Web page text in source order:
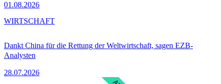
01.08.2026
Dankt China für die Rettung der Weltwirtschaft, sagen EZB-
Analysten
28.07.2026
WIRTSCHAFT